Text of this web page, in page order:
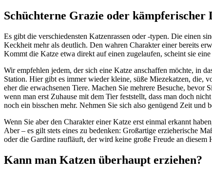
Schüchterne Grazie oder kämpferischer
Es gibt die verschiedensten Katzenrassen oder -typen. Die einen
Keckheit mehr als deutlich. Den wahren Charakter einer bereits
Kommt die Katze etwa direkt auf einen zugelaufen, scheint sie
Wir empfehlen jedem, der sich eine Katze anschaffen möchte, in
Station. Hier gibt es immer wieder kleine, süße Miezekatzen, die,
eher die erwachsenen Tiere. Machen Sie mehrere Besuche, bevor
wenn man erst Zuhause mit dem Tier feststellt, dass man doch
noch ein bisschen mehr. Nehmen Sie sich also genügend Zeit und
Wenn Sie aber den Charakter einer Katze erst einmal erkannt
Aber – es gilt stets eines zu bedenken: Großartige erzieherische
oder die Gardine raufläuft, der wird keine große Freude an diesem
Kann man Katzen überhaupt erziehen?